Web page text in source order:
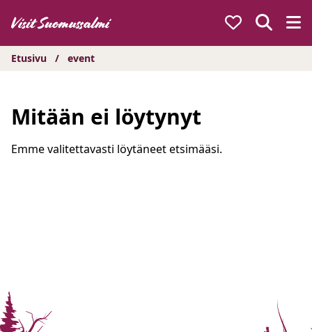
sisältöön
Etusivu / event
Mitään ei löytynyt
Emme valitettavasti löytäneet etsimääsi.